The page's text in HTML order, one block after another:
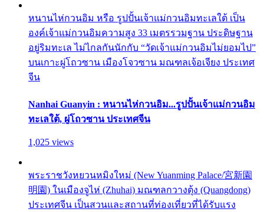
หนานไห่กวนอิม หรือ รูปปั้นเจ้าแม่กวนอิมทะเลใต้ เป็น
องค์เจ้าแม่กวนอิมความสูง 33 เมตรรวมฐาน ประดิษฐาน
อยู่ริมทะเล ไม่ไกลกันนักกับ “วัดเจ้าแม่กวนอิมไม่ยอมไป”
บนเกาะผู่โถวซาน เมืองโจวซาน มณฑลเจ้อเจียง ประเทศ
จีน
Nanhai Guanyin : หนานไห่กวนอิม...รูปปั้นเจ้าแม่กวนอิม
ทะเลใต้, ผู่โถวซาน ประเทศจีน
1,025 views
พระราชวังหยวนหมิงใหม่ (New Yuanming Palace/宮新園
明園) ในเมืองจูไห่ (Zhuhai) มณฑลกวางตุ้ง (Quangdong)
ประเทศจีน เป็นสวนและสถานที่ท่องเที่ยวที่ได้รับแรง